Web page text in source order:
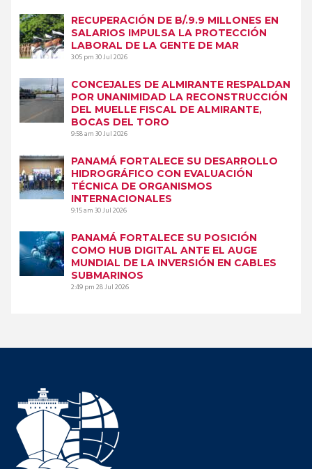
RECUPERACIÓN DE B/.9.9 MILLONES EN
SALARIOS IMPULSA LA PROTECCIÓN
LABORAL DE LA GENTE DE MAR
3:05 pm30 Jul 2026
CONCEJALES DE ALMIRANTE RESPALDAN
POR UNANIMIDAD LA RECONSTRUCCIÓN
DEL MUELLE FISCAL DE ALMIRANTE,
BOCAS DEL TORO
9:58 am30 Jul 2026
PANAMÁ FORTALECE SU DESARROLLO
HIDROGRÁFICO CON EVALUACIÓN
TÉCNICA DE ORGANISMOS
INTERNACIONALES
9:15 am30 Jul 2026
PANAMÁ FORTALECE SU POSICIÓN
COMO HUB DIGITAL ANTE EL AUGE
MUNDIAL DE LA INVERSIÓN EN CABLES
SUBMARINOS
2:49 pm28 Jul 2026